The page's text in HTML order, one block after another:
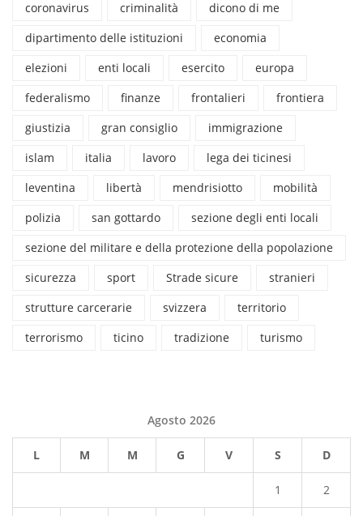
coronavirus
criminalità
dicono di me
dipartimento delle istituzioni
economia
elezioni
enti locali esercito
europa
federalismo
finanze frontalieri
frontiera
giustizia
gran consiglio
immigrazione
islam
italia lavoro
lega dei ticinesi
leventina
libertà mendrisiotto
mobilità
polizia
san gottardo
sezione degli enti locali
sezione del militare e della protezione della popolazione
sicurezza
sport Strade sicure
stranieri
strutture carcerarie
svizzera
territorio
terrorismo
ticino tradizione turismo
Agosto 2026
L M M G V S D
1 2